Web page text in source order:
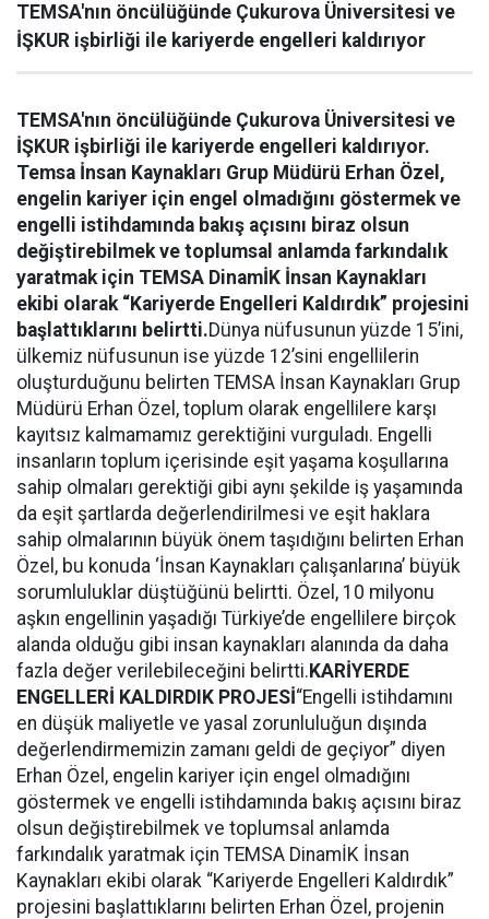
TEMSA'nın öncülüğünde Çukurova Üniversitesi ve
İŞKUR işbirliği ile kariyerde engelleri kaldırıyor
TEMSA'nın öncülüğünde Çukurova Üniversitesi ve
İŞKUR işbirliği ile kariyerde engelleri kaldırıyor.
Temsa İnsan Kaynakları Grup Müdürü Erhan Özel,
engelin kariyer için engel olmadığını göstermek ve
engelli istihdamında bakış açısını biraz olsun
değiştirebilmek ve toplumsal anlamda farkındalık
yaratmak için TEMSA DinamİK İnsan Kaynakları
ekibi olarak “Kariyerde Engelleri Kaldırdık” projesini
başlattıklarını belirtti.Dünya nüfusunun yüzde 15’ini,
ülkemiz nüfusunun ise yüzde 12’sini engellilerin
oluşturduğunu belirten TEMSA İnsan Kaynakları Grup
Müdürü Erhan Özel, toplum olarak engellilere karşı
kayıtsız kalmamamız gerektiğini vurguladı. Engelli
insanların toplum içerisinde eşit yaşama koşullarına
sahip olmaları gerektiği gibi aynı şekilde iş yaşamında
da eşit şartlarda değerlendirilmesi ve eşit haklara
sahip olmalarının büyük önem taşıdığını belirten Erhan
Özel, bu konuda ‘İnsan Kaynakları çalışanlarına’ büyük
sorumluluklar düştüğünü belirtti. Özel, 10 milyonu
aşkın engellinin yaşadığı Türkiye’de engellilere birçok
alanda olduğu gibi insan kaynakları alanında da daha
fazla değer verilebileceğini belirtti. KARİYERDE
ENGELLERİ KALDIRDIK PROJESİ“Engelli istihdamını
en düşük maliyetle ve yasal zorunluluğun dışında
değerlendirmemizin zamanı geldi de geçiyor” diyen
Erhan Özel, engelin kariyer için engel olmadığını
göstermek ve engelli istihdamında bakış açısını biraz
olsun değiştirebilmek ve toplumsal anlamda
farkındalık yaratmak için TEMSA DinamİK İnsan
Kaynakları ekibi olarak “Kariyerde Engelleri Kaldırdık”
projesini başlattıklarını belirten Erhan Özel, projenin